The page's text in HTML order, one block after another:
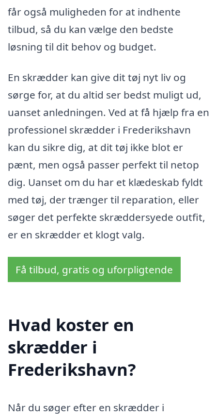
får også muligheden for at indhente
tilbud, så du kan vælge den bedste
løsning til dit behov og budget.
En skrædder kan give dit tøj nyt liv og
sørge for, at du altid ser bedst muligt ud,
uanset anledningen. Ved at få hjælp fra en
professionel skrædder i Frederikshavn
kan du sikre dig, at dit tøj ikke blot er
pænt, men også passer perfekt til netop
dig. Uanset om du har et klædeskab fyldt
med tøj, der trænger til reparation, eller
søger det perfekte skræddersyede outfit,
er en skrædder et klogt valg.
Få tilbud, gratis og uforpligtende
Hvad koster en
skrædder i
Frederikshavn?
Når du søger efter en skrædder i